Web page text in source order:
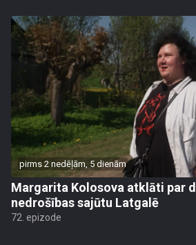
pirms 2 nedēļām, 5 dienām
Margarita Kolosova atklāti par
nedrošības sajūtu Latgalē
72. epizode